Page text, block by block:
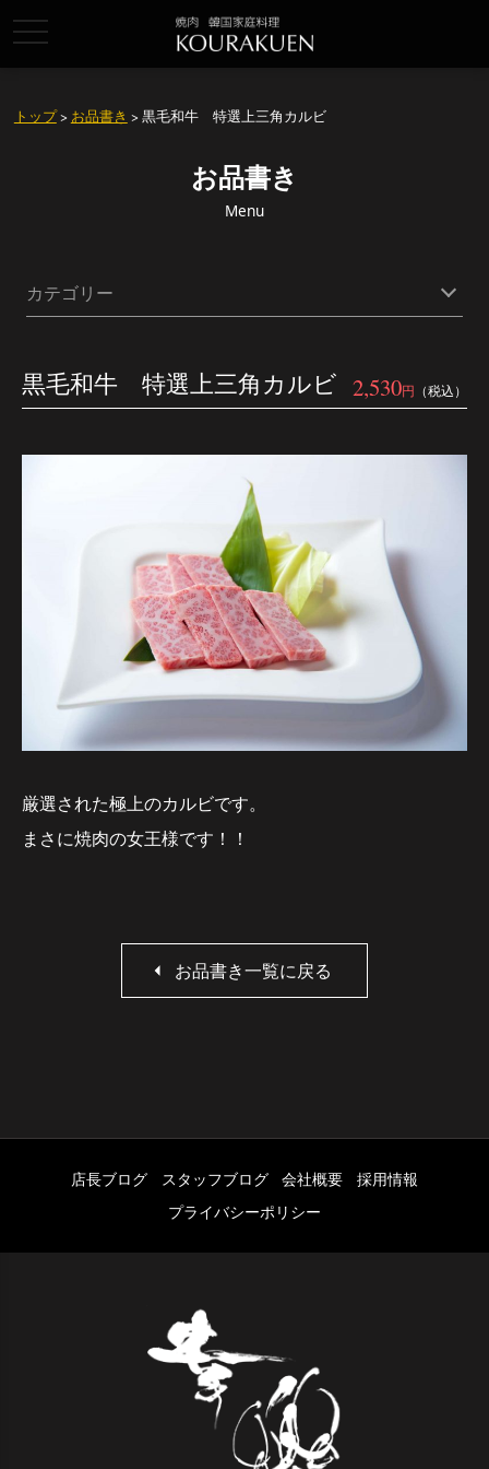
toggle
navigation
トップ> お品書き > 黒毛和牛 特選上三角カルビ
お品書き
Menu
カテゴリー
2,530円 （税込）
黒毛和牛 特選上三角カルビ
厳選された極上のカルビです。
まさに焼肉の女王様です！！
お品書き一覧に戻る
店長ブログ スタッフブログ 会社概要
採用情報
プライバシーポリシー